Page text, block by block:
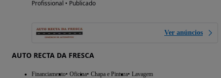
Profissional • Publicado
Ver anúncios
AUTO RECTA DA FRESCA
Financiamento Oficina Chapa e Pintura Lavagem